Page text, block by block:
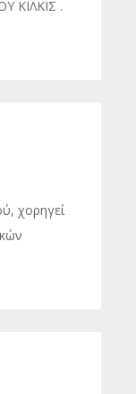
ΚΙΛΚΙΣ .
χορηγεί